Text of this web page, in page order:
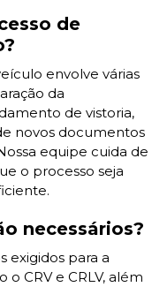
de
envolve várias
da
de vistoria,
novos documentos
equipe cuida de
o processo seja
necessários?
exigidos para a
CRV e CRLV, além